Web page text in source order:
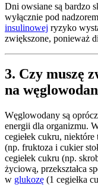
Dni owsiane są bardzo
wyłącznie pod
insulinowej ryzyko
zwiększone, ponieważ
3. Czy muszę
na
Węglowodany są oprócz
energii dla organizmu.
cegiełek cukru,
(np. fruktoza i cukier
cegiełek cukru (np.
życiową, przekształca
w glukozę (1 cegiełka